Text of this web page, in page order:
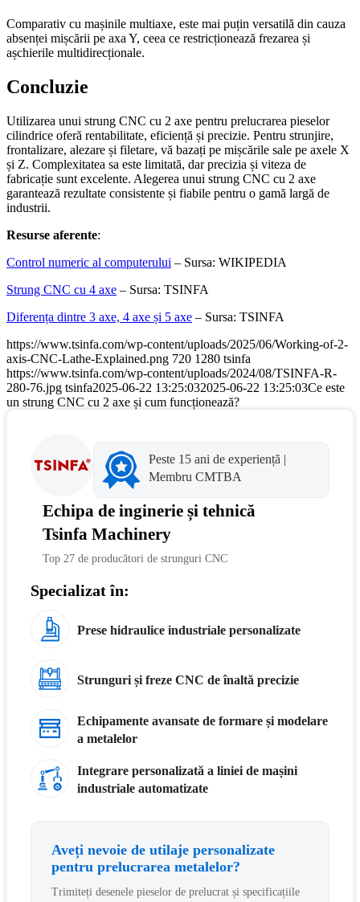
Comparativ cu mașinile multiaxe, este mai puțin versatilă din cauza
absenței mișcării pe axa Y, ceea ce restricționează frezarea și
așchierile multidirecționale.
Concluzie
Utilizarea unui strung CNC cu 2 axe pentru prelucrarea pieselor
cilindrice oferă rentabilitate, eficiență și precizie. Pentru strunjire,
frontalizare, alezare și filetare, vă bazați pe mișcările sale pe axele X
și Z. Complexitatea sa este limitată, dar precizia și viteza de
fabricație sunt excelente. Alegerea unui strung CNC cu 2 axe
garantează rezultate consistente și fiabile pentru o gamă largă de
industrii.
Resurse aferente:
Control numeric al computerului – Sursa: WIKIPEDIA
Strung CNC cu 4 axe – Sursa: TSINFA
Diferența dintre 3 axe, 4 axe și 5 axe – Sursa: TSINFA
https://www.tsinfa.com/wp-content/uploads/2025/06/Working-of-2-
axis-CNC-Lathe-Explained.png 720 1280 tsinfa
https://www.tsinfa.com/wp-content/uploads/2024/08/TSINFA-R-
280-76.jpg tsinfa2025-06-22 13:25:032025-06-22 13:25:03Ce este
un strung CNC cu 2 axe și cum funcționează?
Echipa de inginerie și tehnică
Tsinfa Machinery
Top 27 de producători de strunguri CNC
Peste 15 ani de experiență |
Membru CMTBA
Specializat în:
Prese hidraulice industriale personalizate
Strunguri și freze CNC de înaltă precizie
Echipamente avansate de formare și modelare
a metalelor
Integrare personalizată a liniei de mașini
industriale automatizate
Aveți nevoie de utilaje personalizate
pentru prelucrarea metalelor?
Trimiteți desenele pieselor de prelucrat și specificațiile